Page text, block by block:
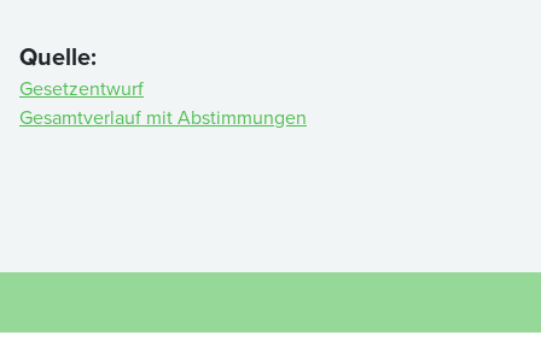
Quelle:
Gesetzentwurf
Gesamtverlauf mit Abstimmungen